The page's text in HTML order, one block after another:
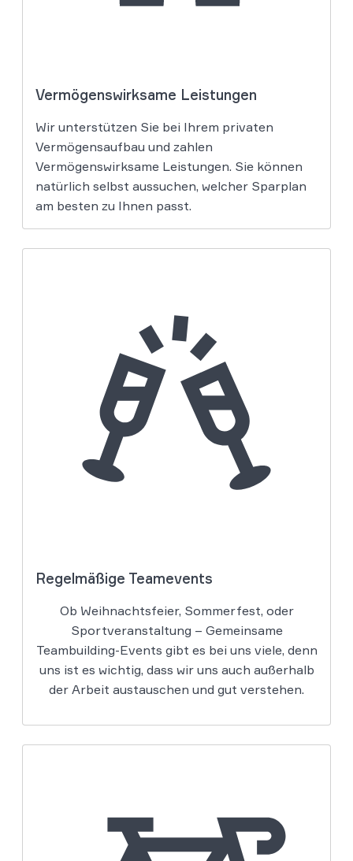
Vermögenswirksame Leistungen
Wir unterstützen Sie bei Ihrem privaten
Vermögensaufbau und zahlen
Vermögenswirksame Leistungen. Sie können
natürlich selbst aussuchen, welcher Sparplan
am besten zu Ihnen passt.
Regelmäßige Teamevents
Ob Weihnachtsfeier, Sommerfest, oder
Sportveranstaltung – Gemeinsame
Teambuilding-Events gibt es bei uns viele, denn
uns ist es wichtig, dass wir uns auch außerhalb
der Arbeit austauschen und gut verstehen.